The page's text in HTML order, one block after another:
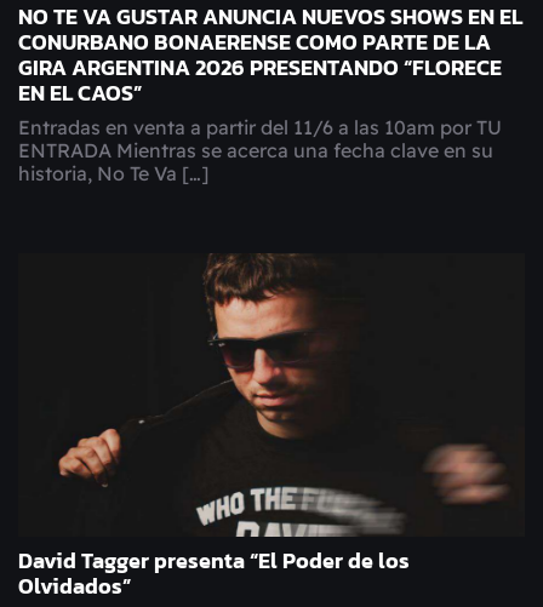
NO TE VA GUSTAR ANUNCIA NUEVOS SHOWS EN EL
CONURBANO BONAERENSE COMO PARTE DE LA
GIRA ARGENTINA 2026 PRESENTANDO “FLORECE
EN EL CAOS”
Entradas en venta a partir del 11/6 a las 10am por TU
ENTRADA Mientras se acerca una fecha clave en su
historia, No Te Va […]
David Tagger presenta “El Poder de los
Olvidados”